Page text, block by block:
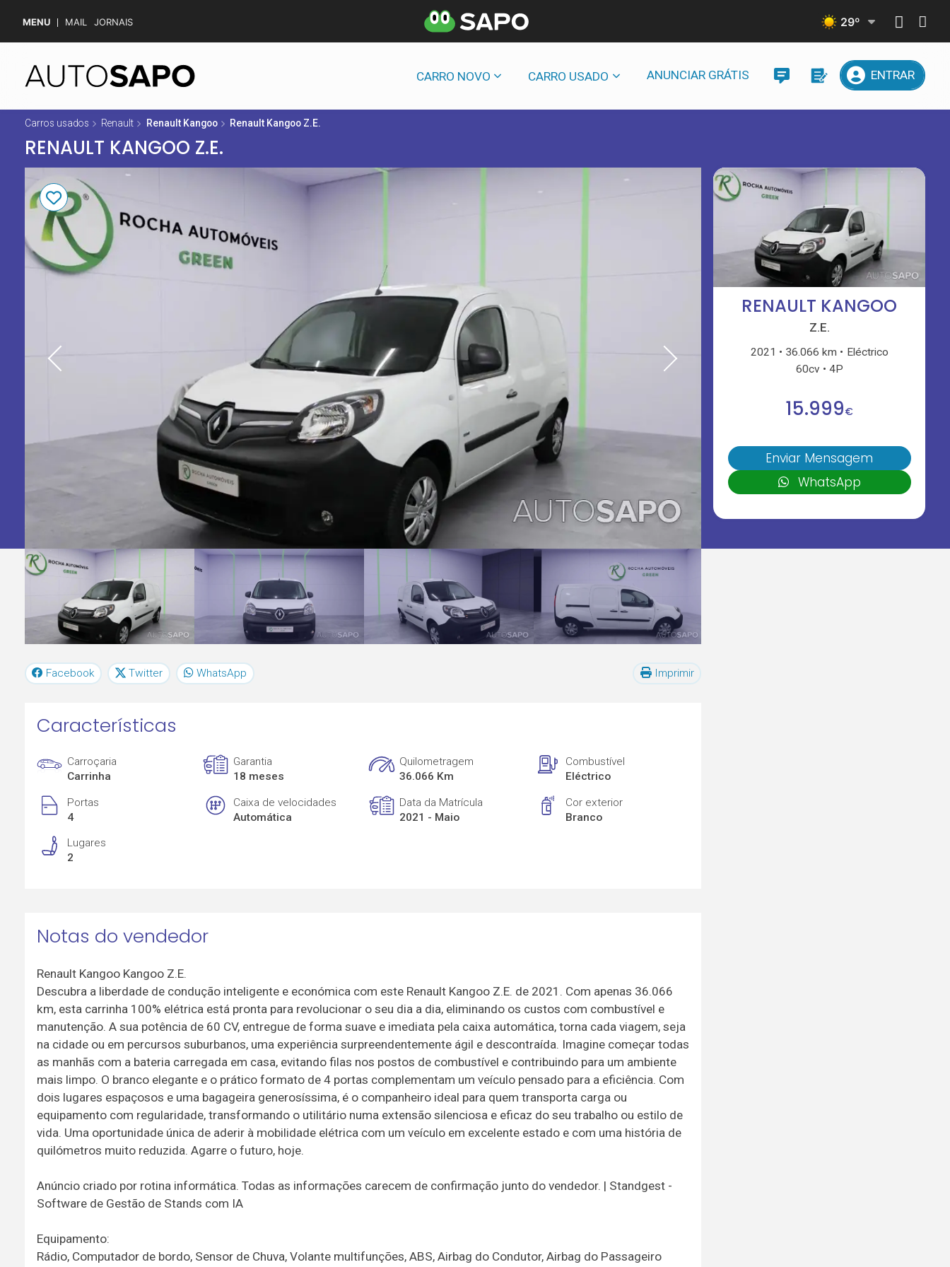
MENU MAIL JORNAIS 29º
CARRO NOVO CARRO USADO ANUNCIAR GRÁTIS ENTRAR
Carros usados Renault Renault Kangoo Renault Kangoo Z.E.
RENAULT KANGOO Z.E.
RENAULT KANGOO
Z.E.
2021 36.066 km
Eléctrico
60cv
4P
15.999€
Enviar Mensagem
WhatsApp
Facebook Twitter WhatsApp Imprimir
Características
Carroçaria
Carrinha
Garantia
18 meses
Quilometragem
36.066 Km
Combustível
Eléctrico
Portas
4
Caixa de velocidades
Automática
Data da Matrícula
2021 - Maio
Cor exterior
Branco
Lugares
2
Notas do vendedor
Renault Kangoo Kangoo Z.E.
Descubra a liberdade de condução inteligente e económica com este Renault Kangoo Z.E. de 2021. Com apenas 36.066
km, esta carrinha 100% elétrica está pronta para revolucionar o seu dia a dia, eliminando os custos com combustível e
manutenção. A sua potência de 60 CV, entregue de forma suave e imediata pela caixa automática, torna cada viagem, seja
na cidade ou em percursos suburbanos, uma experiência surpreendentemente ágil e descontraída. Imagine começar todas
as manhãs com a bateria carregada em casa, evitando filas nos postos de combustível e contribuindo para um ambiente
mais limpo. O branco elegante e o prático formato de 4 portas complementam um veículo pensado para a eficiência. Com
dois lugares espaçosos e uma bagageira generosíssima, é o companheiro ideal para quem transporta carga ou
equipamento com regularidade, transformando o utilitário numa extensão silenciosa e eficaz do seu trabalho ou estilo de
vida. Uma oportunidade única de aderir à mobilidade elétrica com um veículo em excelente estado e com uma história de
quilómetros muito reduzida. Agarre o futuro, hoje.
Anúncio criado por rotina informática. Todas as informações carecem de confirmação junto do vendedor. | Standgest -
Software de Gestão de Stands com IA
Equipamento:
Rádio, Computador de bordo, Sensor de Chuva, Volante multifunções, ABS, Airbag do Condutor, Airbag do Passageiro